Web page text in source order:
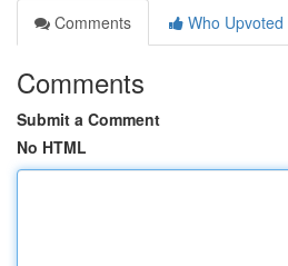
Comments
Who Upvoted
Comments
Submit a Comment
No HTML